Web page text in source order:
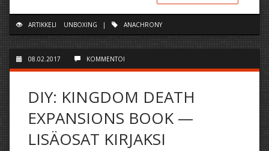
ARTIKKELI UNBOXING | ANACHRONY
08.02.2017 KOMMENTOI
DIY: KINGDOM DEATH
EXPANSIONS BOOK —
LISÄOSAT KIRJAKSI